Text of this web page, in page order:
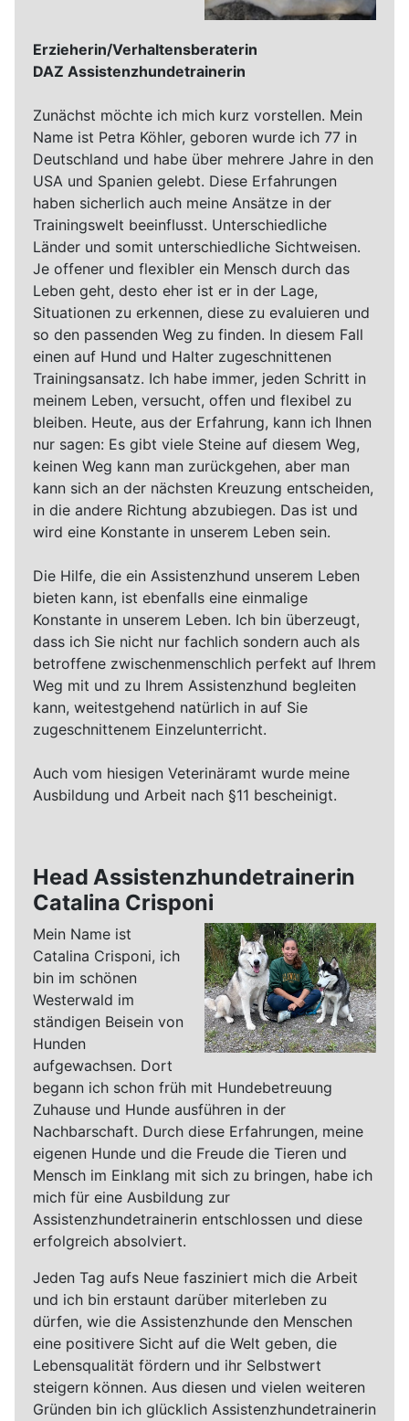
Erzieherin/Verhaltensberaterin
DAZ Assistenzhundetrainerin
Zunächst möchte ich mich kurz vorstellen. Mein
Name ist Petra Köhler, geboren wurde ich 77 in
Deutschland und habe über mehrere Jahre in den
USA und Spanien gelebt. Diese Erfahrungen
haben sicherlich auch meine Ansätze in der
Trainingswelt beeinflusst. Unterschiedliche
Länder und somit unterschiedliche Sichtweisen.
Je offener und flexibler ein Mensch durch das
Leben geht, desto eher ist er in der Lage,
Situationen zu erkennen, diese zu evaluieren und
so den passenden Weg zu finden. In diesem Fall
einen auf Hund und Halter zugeschnittenen
Trainingsansatz. Ich habe immer, jeden Schritt in
meinem Leben, versucht, offen und flexibel zu
bleiben. Heute, aus der Erfahrung, kann ich Ihnen
nur sagen: Es gibt viele Steine auf diesem Weg,
keinen Weg kann man zurückgehen, aber man
kann sich an der nächsten Kreuzung entscheiden,
in die andere Richtung abzubiegen. Das ist und
wird eine Konstante in unserem Leben sein.
Die Hilfe, die ein Assistenzhund unserem Leben
bieten kann, ist ebenfalls eine einmalige
Konstante in unserem Leben. Ich bin überzeugt,
dass ich Sie nicht nur fachlich sondern auch als
betroffene zwischenmenschlich perfekt auf Ihrem
Weg mit und zu Ihrem Assistenzhund begleiten
kann, weitestgehend natürlich in auf Sie
zugeschnittenem Einzelunterricht.
Auch vom hiesigen Veterinäramt wurde meine
Ausbildung und Arbeit nach §11 bescheinigt.
Head Assistenzhundetrainerin
Catalina Crisponi
Mein Name ist
Catalina Crisponi, ich
bin im schönen
Westerwald im
ständigen Beisein von
Hunden
aufgewachsen. Dort
begann ich schon früh mit Hundebetreuung
Zuhause und Hunde ausführen in der
Nachbarschaft. Durch diese Erfahrungen, meine
eigenen Hunde und die Freude die Tieren und
Mensch im Einklang mit sich zu bringen, habe ich
mich für eine Ausbildung zur
Assistenzhundetrainerin entschlossen und diese
erfolgreich absolviert.
Jeden Tag aufs Neue fasziniert mich die Arbeit
und ich bin erstaunt darüber miterleben zu
dürfen, wie die Assistenzhunde den Menschen
eine positivere Sicht auf die Welt geben, die
Lebensqualität fördern und ihr Selbstwert
steigern können. Aus diesen und vielen weiteren
Gründen bin ich glücklich Assistenzhundetrainerin